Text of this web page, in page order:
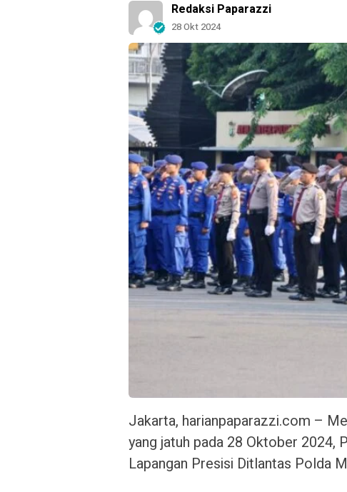
Redaksi Paparazzi
28 Okt 2024
Jakarta, harianpaparazzi.com –
yang jatuh pada 28 Oktober 2024,
Lapangan Presisi Ditlantas Polda